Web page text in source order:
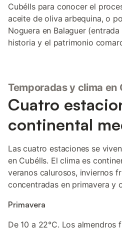
Cubélls para conocer el
aceite de oliva arbequina, o
Noguera en Balaguer
historia y el patrimonio
Temporadas y clima en
Cuatro
continental
Las cuatro estaciones se
en Cubélls. El clima es
veranos calurosos, inviernos
concentradas en primavera y
Primavera
De 10 a 22°C. Los almendros